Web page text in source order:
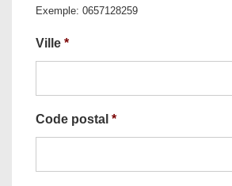
Exemple: 0657128259
Ville *
Code postal *